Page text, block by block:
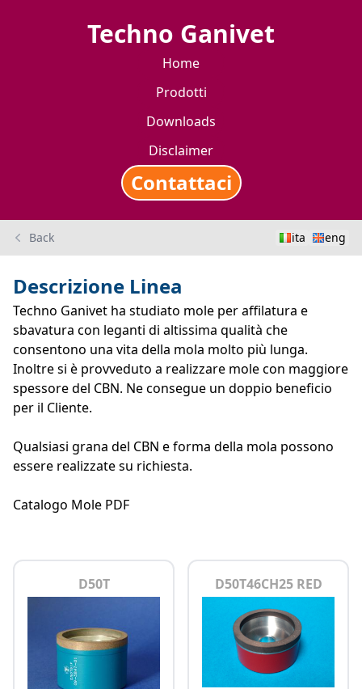
Techno Ganivet
Home
Prodotti
Downloads
Disclaimer
Contattaci
Back ita eng
Descrizione Linea
Techno Ganivet ha studiato mole per affilatura e
sbavatura con leganti di altissima qualità che
consentono una vita della mola molto più lunga.
Inoltre si è provveduto a realizzare mole con maggiore
spessore del CBN. Ne consegue un doppio beneficio
per il Cliente.
Qualsiasi grana del CBN e forma della mola possono
essere realizzate su richiesta.
Catalogo Mole PDF
D50T D50T46CH25 RED